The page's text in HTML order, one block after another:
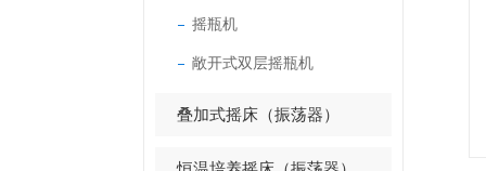
摇瓶机
敞开式双层摇瓶机
叠加式摇床（振荡器）